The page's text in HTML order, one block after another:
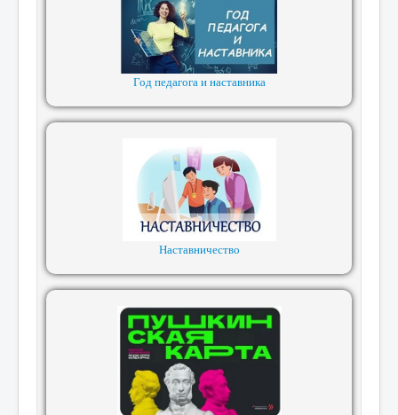
Год педагога и наставника
Наставничество